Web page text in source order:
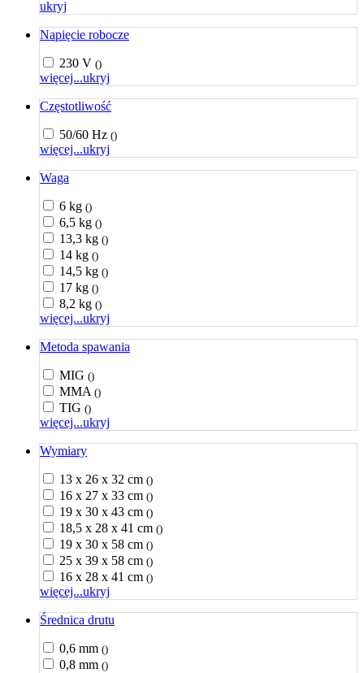
ukryj
Napięcie robocze
230 V ()
więcej...ukryj
Częstotliwość
50/60 Hz ()
więcej...ukryj
Waga
6 kg ()
6,5 kg ()
13,3 kg ()
14 kg ()
14,5 kg ()
17 kg ()
8,2 kg ()
więcej...ukryj
Metoda spawania
MIG ()
MMA ()
TIG ()
więcej...ukryj
Wymiary
13 x 26 x 32 cm ()
16 x 27 x 33 cm ()
19 x 30 x 43 cm ()
18,5 x 28 x 41 cm ()
19 x 30 x 58 cm ()
25 x 39 x 58 cm ()
16 x 28 x 41 cm ()
więcej...ukryj
Średnica drutu
0,6 mm ()
0,8 mm ()